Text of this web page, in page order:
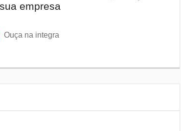
empresa
Ouça na integra